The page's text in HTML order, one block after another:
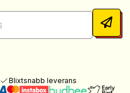
Blixtsnabb leverans